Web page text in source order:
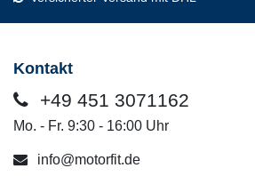
Kontakt
+49 451 3071162
Mo. - Fr. 9:30 - 16:00 Uhr
info@motorfit.de